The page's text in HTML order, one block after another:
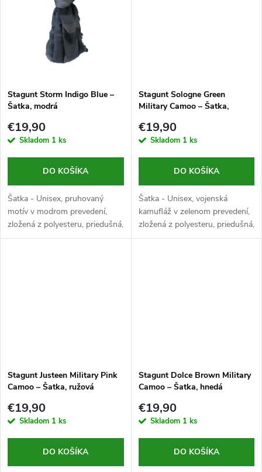
v
Stagunt Storm Indigo Blue –
Šatka, modrá
€19,90
Skladom 1 ks
DO KOŠÍKA
Šatka - Unisex, pruhovaný
motív v modrom prevedení,
zložená z polyesteru, priedušná,
rozmer 1900x1100 mm
Stagunt Sologne Green
Military Camoo – Šatka,
€19,90
Skladom 1 ks
DO KOŠÍKA
Šatka - Unisex, vojenská
kamufláž v zelenom prevedení,
zložená z polyesteru, priedušná,
rozmer 1900x1000 mm
Stagunt Justeen Military Pink
Camoo – Šatka, ružová
€19,90
Skladom 1 ks
DO KOŠÍKA
Stagunt Dolce Brown Military
Camoo – Šatka, hnedá
€19,90
Skladom 1 ks
DO KOŠÍKA